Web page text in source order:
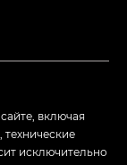
включая
исключительно